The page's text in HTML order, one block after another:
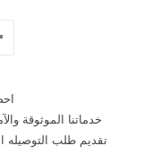
تقديم طلب التوصيله